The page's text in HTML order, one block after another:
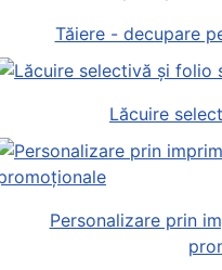
Tăiere - decupare
Lăcuire
Personalizare prin